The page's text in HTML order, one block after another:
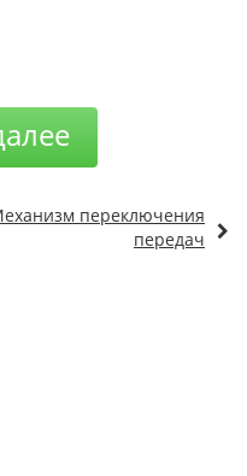
переключения
передач